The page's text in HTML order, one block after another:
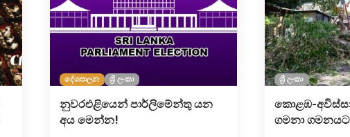
දේශපාලන ශ්‍රී ලංකා
නුවරඑළියෙන් පාර්ලිමේන්තු යන
අය මෙන්න!
ශ්‍රී ලංකා
කොළඹ-
ගමනා ගමනයට